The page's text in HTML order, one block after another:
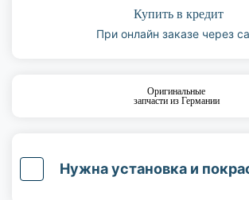
Купить в кредит
При онлайн заказе через
Оригинальные
запчасти из Германии
Нужна установка и